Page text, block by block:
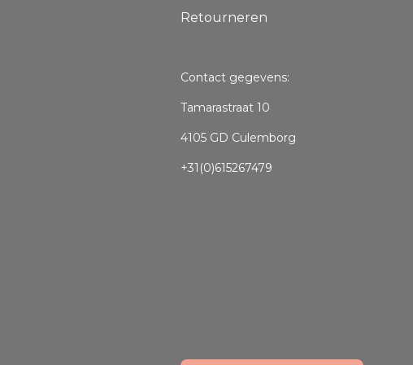
Retourneren
Contact gegevens:
Tamarastraat 10
4105 GD Culemborg
+31(0)615267479